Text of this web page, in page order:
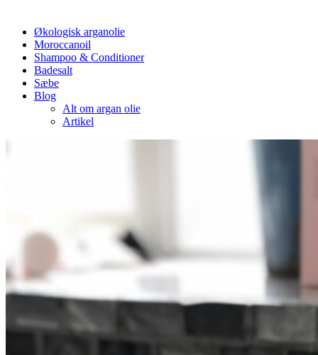
Økologisk arganolie
Moroccanoil
Shampoo & Conditioner
Badesalt
Sæbe
Blog
Alt om argan olie
Artikel